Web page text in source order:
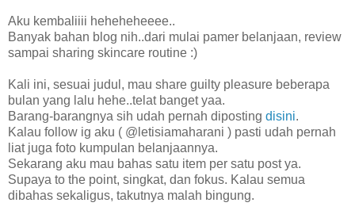
Aku kembaliiii heheheheeee..
Banyak bahan blog nih..dari mulai pamer belanjaan, review
sampai sharing skincare routine :)
Kali ini, sesuai judul, mau share guilty pleasure beberapa
bulan yang lalu hehe..telat banget yaa.
Barang-barangnya sih udah pernah diposting disini.
Kalau follow ig aku ( @letisiamaharani ) pasti udah pernah
liat juga foto kumpulan belanjaannya.
Sekarang aku mau bahas satu item per satu post ya.
Supaya to the point, singkat, dan fokus. Kalau semua
dibahas sekaligus, takutnya malah bingung.